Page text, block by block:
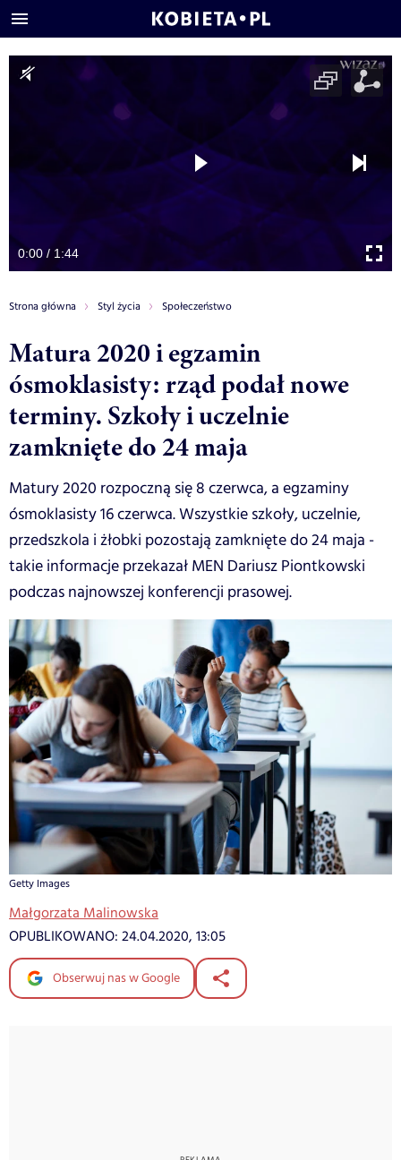
0:00 / 1:44
Strona główna Styl życia Społeczeństwo
Matura 2020 i egzamin
ósmoklasisty: rząd podał nowe
terminy. Szkoły i uczelnie
zamknięte do 24 maja
Matury 2020 rozpoczną się 8 czerwca, a egzaminy
ósmoklasisty 16 czerwca. Wszystkie szkoły, uczelnie,
przedszkola i żłobki pozostają zamknięte do 24 maja -
takie informacje przekazał MEN Dariusz Piontkowski
podczas najnowszej konferencji prasowej.
Getty Images
Małgorzata Malinowska
OPUBLIKOWANO: 24.04.2020, 13:05
Obserwuj nas w Google